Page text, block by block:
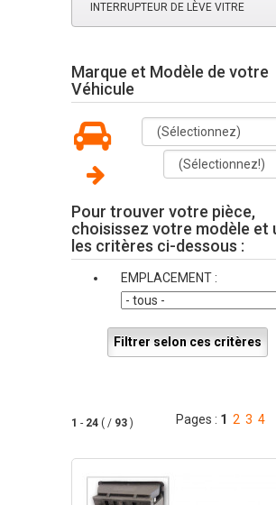
INTERRUPTEUR DE LÈVE VITRE
Marque et Modèle de votre
Véhicule
Pour trouver votre pièce,
choisissez votre modèle et
les critères ci-dessous :
EMPLACEMENT :
Filtrer selon ces critères
1 - 24 ( / 93 ) Pages : 1 2 3 4